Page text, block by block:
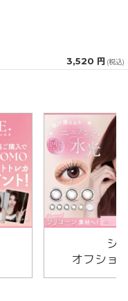
3,520 円 (税込)
シ
オフショ